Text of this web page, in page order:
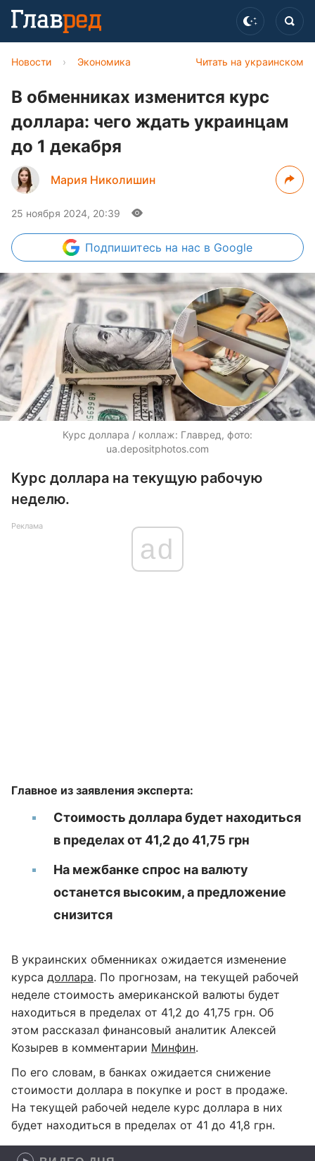
Читать на украинском
Новости › Экономика
В обменниках изменится курс
доллара: чего ждать украинцам
до 1 декабря
Мария Николишин
25 ноября 2024, 20:39
Подпишитесь на нас в Google
Курс доллара / коллаж: Главред, фото:
ua.depositphotos.com
Курс доллара на текущую рабочую
неделю.
Реклама
ad
Главное из заявления эксперта:
Стоимость доллара будет находиться
в пределах от 41,2 до 41,75 грн
На межбанке спрос на валюту
останется высоким, а предложение
снизится
В украинских обменниках ожидается изменение
курса доллара. По прогнозам, на текущей рабочей
неделе стоимость американской валюты будет
находиться в пределах от 41,2 до 41,75 грн. Об
этом рассказал финансовый аналитик Алексей
Козырев в комментарии Минфин.
По его словам, в банках ожидается снижение
стоимости доллара в покупке и рост в продаже.
На текущей рабочей неделе курс доллара в них
будет находиться в пределах от 41 до 41,8 грн.